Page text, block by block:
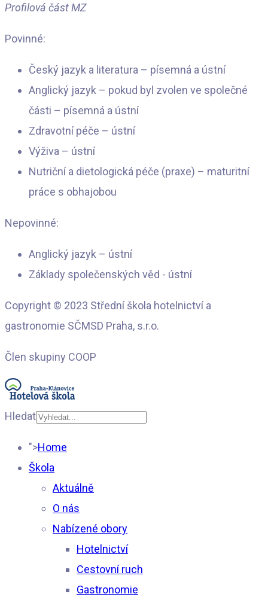
Profilová část MZ
Povinné:
Český jazyk a literatura – písemná a ústní
Anglický jazyk – pokud byl zvolen ve společné
části – písemná a ústní
Zdravotní péče – ústní
Výživa – ústní
Nutriční a dietologická péče (praxe) – maturitní
práce s obhajobou
Nepovinné:
Anglický jazyk – ústní
Základy společenských věd - ústní
Copyright © 2023 Střední škola hotelnictví a
gastronomie SČMSD Praha, s.r.o.
Člen skupiny COOP
Hledat
characters for results.
">Home
Škola
Aktuálně
O nás
Nabízené obory
Hotelnictví
Cestovní ruch
Gastronomie